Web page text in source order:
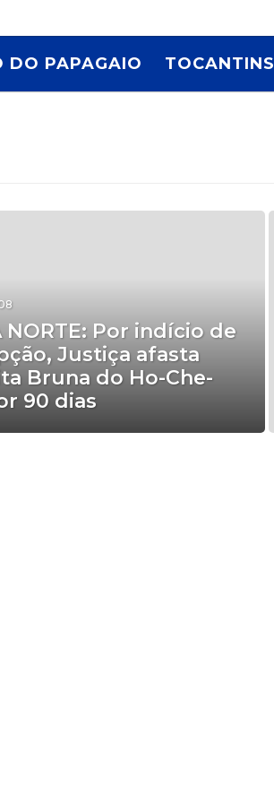
DO PAPAGAIO TOCANTINS
NORTE: Por indício de
Justiça afasta
Bruna do Ho-Che-
90 dias